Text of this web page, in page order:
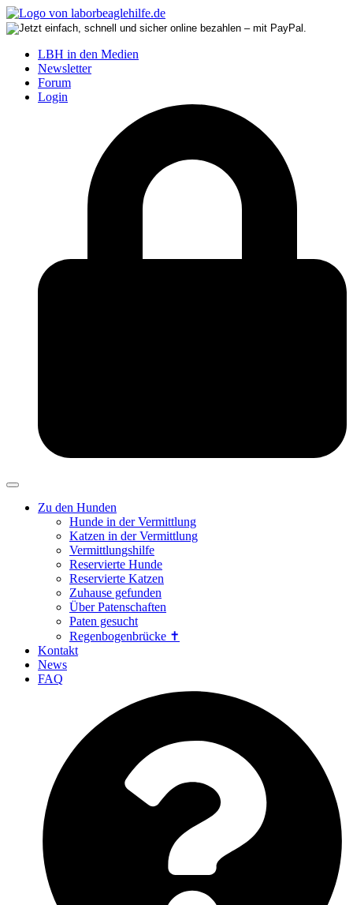
LBH in den Medien
Newsletter
Forum
Login
Zu den Hunden
Hunde in der Vermittlung
Katzen in der Vermittlung
Vermittlungshilfe
Reservierte Hunde
Reservierte Katzen
Zuhause gefunden
Über Patenschaften
Paten gesucht
Regenbogenbrücke ✝
Kontakt
News
FAQ